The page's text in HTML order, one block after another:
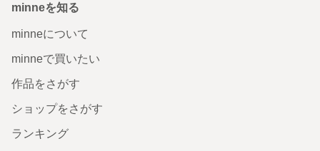
minneを知る
minneについて
minneで買いたい
作品をさがす
ショップをさがす
ランキング